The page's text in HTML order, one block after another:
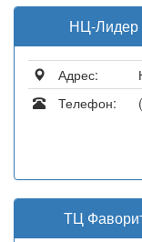
НЦ-Лидер
Адрес:
Телефон:
ТЦ